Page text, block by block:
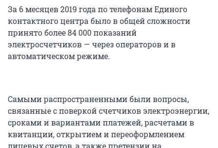
За 6 месяцев 2019 года по телефонам Единого
контактного центра было в общей сложности
принято более 84 000 показаний
электросчетчиков — через операторов и в
автоматическом режиме.
Самыми распространенными были вопросы,
связанные с поверкой счетчиков электроэнергии,
сроками и вариантами платежей, расчетами в
квитанции, открытием и переоформлением
лицевых счетов, а также претензии на